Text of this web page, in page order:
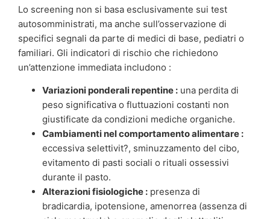
Lo screening non si basa esclusivamente sui test
autosomministrati, ma anche sull’osservazione di
specifici segnali da parte di medici di base, pediatri o
familiari. Gli indicatori di rischio che richiedono
un’attenzione immediata includono :
Variazioni ponderali repentine : una perdita di
peso significativa o fluttuazioni costanti non
giustificate da condizioni mediche organiche.
Cambiamenti nel comportamento alimentare :
eccessiva selettivit?, sminuzzamento del cibo,
evitamento di pasti sociali o rituali ossessivi
durante il pasto.
Alterazioni fisiologiche : presenza di
bradicardia, ipotensione, amenorrea (assenza di